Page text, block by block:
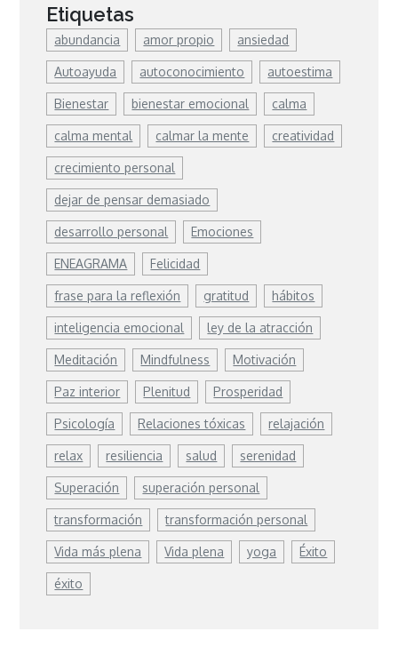
Etiquetas
abundancia amor propio ansiedad
Autoayuda autoconocimiento autoestima
Bienestar bienestar emocional calma
calma mental calmar la mente creatividad
crecimiento personal
dejar de pensar demasiado
desarrollo personal Emociones
ENEAGRAMA Felicidad
frase para la reflexión gratitud hábitos
inteligencia emocional ley de la atracción
Meditación Mindfulness Motivación
Paz interior Plenitud Prosperidad
Psicología Relaciones tóxicas relajación
relax resiliencia salud serenidad
Superación superación personal
transformación transformación personal
Vida más plena Vida plena yoga Éxito
éxito